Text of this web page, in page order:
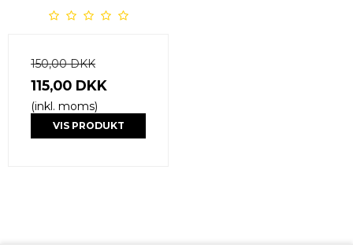
150,00 DKK
115,00 DKK
(inkl. moms)
VIS PRODUKT